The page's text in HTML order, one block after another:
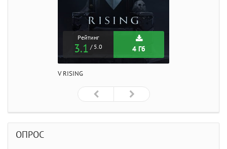
Рейтинг
3.1 / 5.0 4 Гб
V RISING
ОПРОС